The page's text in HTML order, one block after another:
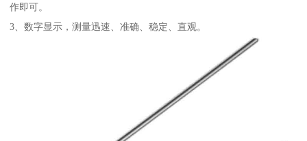
作即可。
3、数字显示，测量迅速、准确、稳定、直观。